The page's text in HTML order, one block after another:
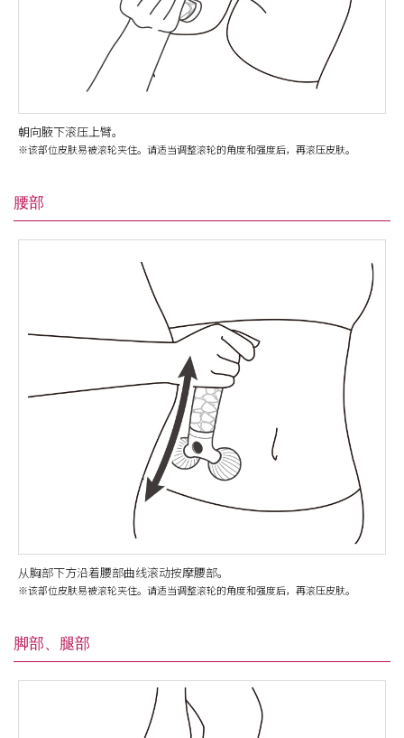
朝向腋下滚压上臂。
※该部位皮肤易被滚轮夹住。请适当调整滚轮的角度和强度后，再滚压皮肤。
腰部
从胸部下方沿着腰部曲线滚动按摩腰部。
※该部位皮肤易被滚轮夹住。请适当调整滚轮的角度和强度后，再滚压皮肤。
脚部、腿部